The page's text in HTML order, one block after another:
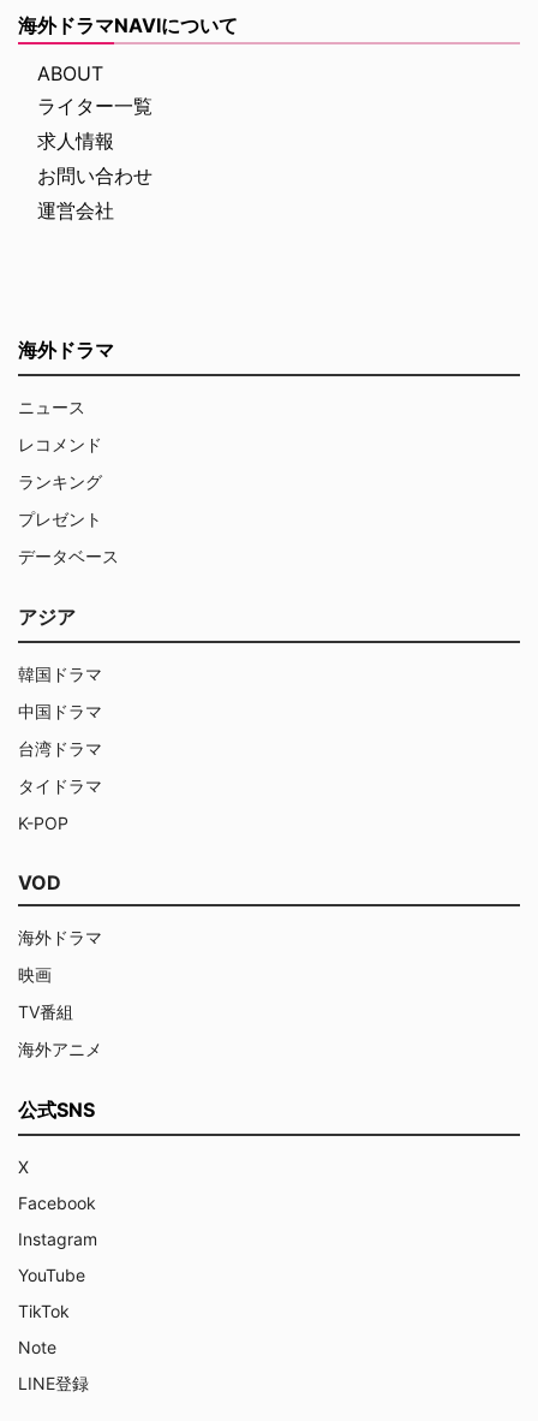
海外ドラマNAVIについて
ABOUT
ライター一覧
求人情報
お問い合わせ
運営会社
海外ドラマ
ニュース
レコメンド
ランキング
プレゼント
データベース
アジア
韓国ドラマ
中国ドラマ
台湾ドラマ
タイドラマ
K-POP
VOD
海外ドラマ
映画
TV番組
海外アニメ
公式SNS
X
Facebook
Instagram
YouTube
TikTok
Note
LINE登録